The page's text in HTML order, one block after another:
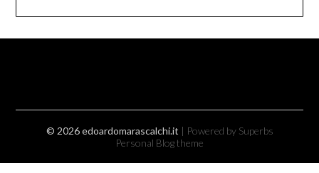
© 2026 edoardomarascalchi.it | Powered by Superbs
Personal Blog theme